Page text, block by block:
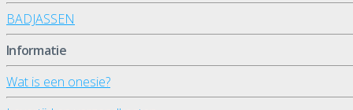
BADJASSEN
Informatie
Wat is een onesie?